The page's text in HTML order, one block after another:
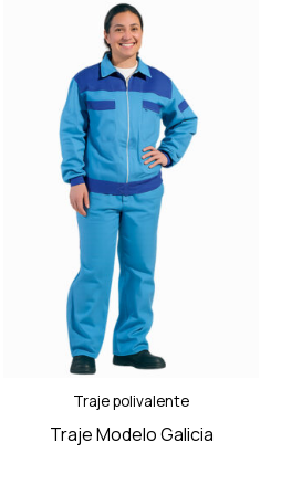
Traje polivalente
Traje Modelo Galicia